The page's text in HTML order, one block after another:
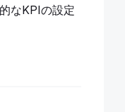
なKPIの設定